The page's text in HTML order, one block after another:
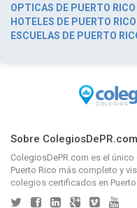
OPTICAS DE PUERTO RICO
HOTELES DE PUERTO RICO
ESCUELAS DE PUERTO
Sobre ColegiosDePR.com
ColegiosDePR.com es el
Puerto Rico más completo y
colegios certificados en